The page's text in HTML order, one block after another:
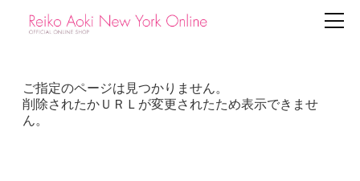
ご指定のページは見つかりません。
削除されたかＵＲＬが変更されたため表示できませ
ん。